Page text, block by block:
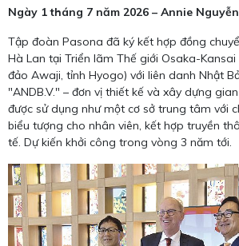
Ngày 1 tháng 7 năm 2026 – Annie Nguyễn
Tập đoàn Pasona đã ký kết hợp đồng
Hà Lan tại Triển lãm Thế giới Osaka-
đảo Awaji, tỉnh Hyogo) với liên danh Nhật
"ANDB.V." – đơn vị thiết kế và xây dựng
được sử dụng như một cơ sở trung tâm với
biểu tượng cho nhân viên, kết hợp truyền
tế. Dự kiến khởi công trong vòng 3 năm tới.